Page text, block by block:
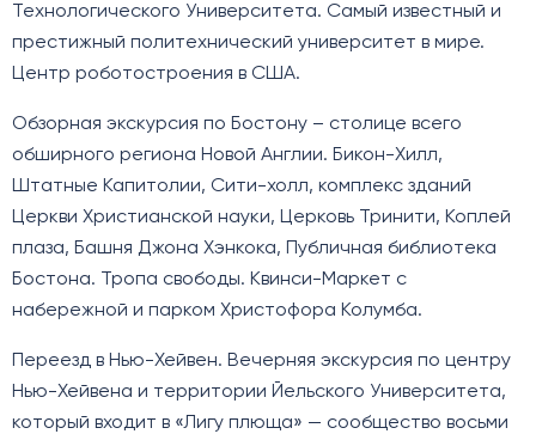
Технологического Университета. Самый известный и
престижный политехнический университет в мире.
Центр роботостроения в США.
Обзорная экскурсия по Бостону – столице всего
обширного региона Новой Англии. Бикон-Хилл,
Штатные Капитолии, Сити-холл, комплекс зданий
Церкви Христианской науки, Церковь Тринити, Коплей
плаза, Башня Джона Хэнкока, Публичная библиотека
Бостона. Тропа свободы. Квинси-Маркет с
набережной и парком Христофора Колумба.
Переезд в Нью-Хейвен. Вечерняя экскурсия по центру
Нью-Хейвена и территории Йельского Университета,
который входит в «Лигу плюща» — сообщество восьми